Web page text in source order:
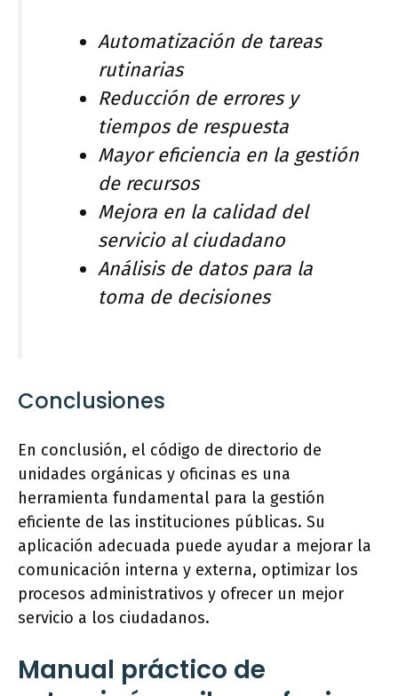
Automatización de tareas
rutinarias
Reducción de errores y
tiempos de respuesta
Mayor eficiencia en la gestión
de recursos
Mejora en la calidad del
servicio al ciudadano
Análisis de datos para la
toma de decisiones
Conclusiones
En conclusión, el código de directorio de
unidades orgánicas y oficinas es una
herramienta fundamental para la gestión
eficiente de las instituciones públicas. Su
aplicación adecuada puede ayudar a mejorar la
comunicación interna y externa, optimizar los
procesos administrativos y ofrecer un mejor
servicio a los ciudadanos.
Manual práctico de